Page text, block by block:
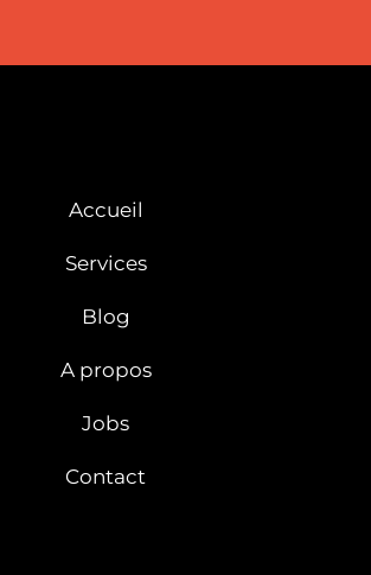
Accueil
Services
Blog
A propos
Jobs
Contact